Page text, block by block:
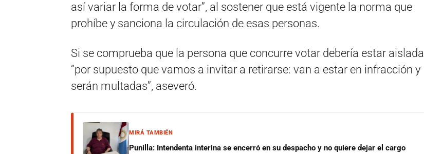
así variar la forma de votar”, al sostener que está vigente la norma que
prohíbe y sanciona la circulación de esas personas.
Si se comprueba que la persona que concurre votar debería estar aislada
“por supuesto que vamos a invitar a retirarse: van a estar en infracción y
serán multadas”, aseveró.
MIRÁ TAMBIÉN
Punilla: Intendenta interina se encerró en su despacho y no quiere dejar el cargo